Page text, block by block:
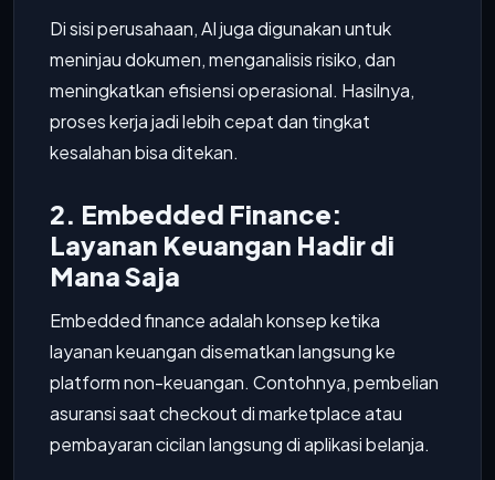
Di sisi perusahaan, AI juga digunakan untuk
meninjau dokumen, menganalisis risiko, dan
meningkatkan efisiensi operasional. Hasilnya,
proses kerja jadi lebih cepat dan tingkat
kesalahan bisa ditekan.
2. Embedded Finance:
Layanan Keuangan Hadir di
Mana Saja
Embedded finance adalah konsep ketika
layanan keuangan disematkan langsung ke
platform non-keuangan. Contohnya, pembelian
asuransi saat checkout di marketplace atau
pembayaran cicilan langsung di aplikasi belanja.